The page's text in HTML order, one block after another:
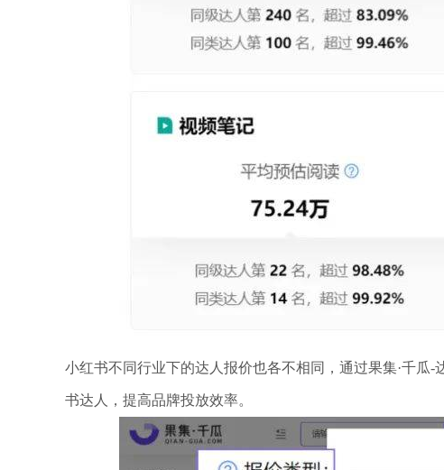
小红书不同行业下的达人报价也各不相同，通过果集·千瓜
书达人，提高品牌投放效率。